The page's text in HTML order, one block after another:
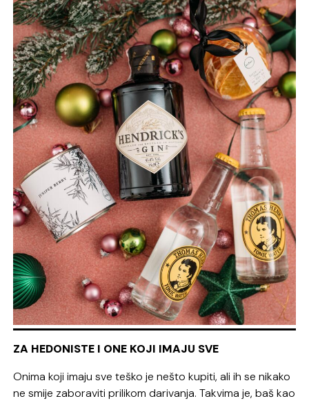
ZA HEDONISTE I ONE KOJI IMAJU SVE
Onima koji imaju sve teško je nešto kupiti, ali ih se nikako
ne smije zaboraviti prilikom darivanja. Takvima je, baš kao